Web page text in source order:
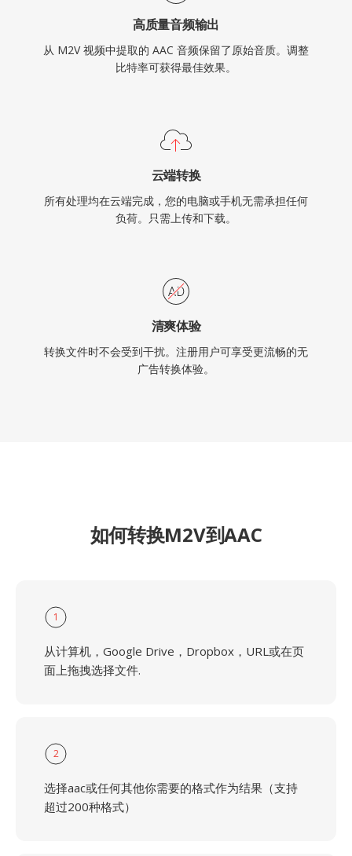
高质量音频输出
从 M2V 视频中提取的 AAC 音频保留了原始音质。调整
比特率可获得最佳效果。
云端转换
所有处理均在云端完成，您的电脑或手机无需承担任何
负荷。只需上传和下载。
清爽体验
转换文件时不会受到干扰。注册用户可享受更流畅的无
广告转换体验。
如何转换M2V到AAC
1
从计算机，Google Drive，Dropbox，URL或在页
面上拖拽选择文件.
2
选择aac或任何其他你需要的格式作为结果（支持
超过200种格式）